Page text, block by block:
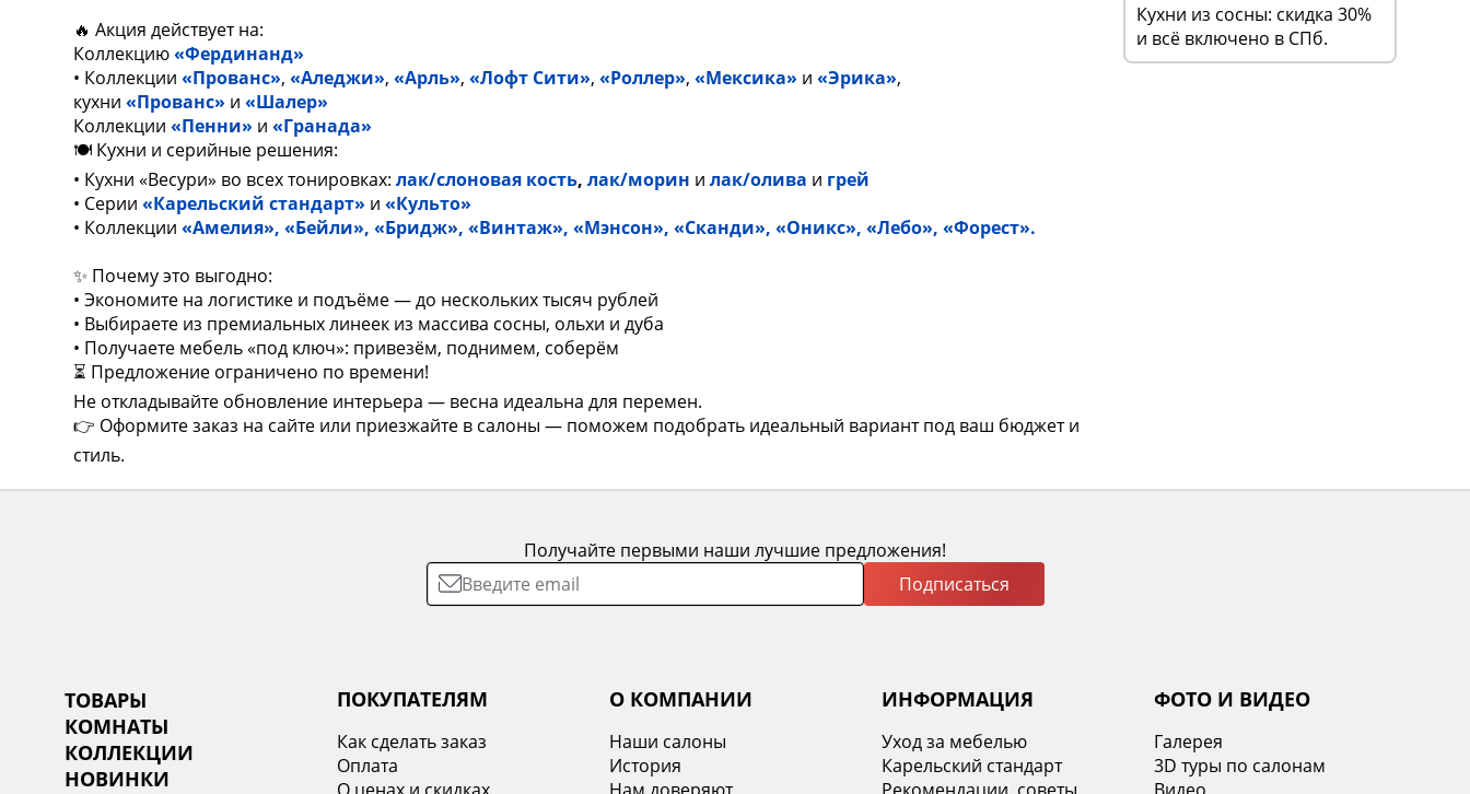
🔥 Акция действует на:
Коллекцию«Фердинанд»
• Коллекции«Прованс», «Аледжи»,«Арль»,«Лофт Сити», «Роллер»,«Мексика» и «Эрика»,
кухни«Прованс» и«Шалер»
Коллекции«Пенни» и «Гранада»
🍽 Кухни и серийные решения:
• Кухни «Весури» во всех тонировках:лак/слоновая кость,лак/морин илак/олива и грей
• Серии«Карельский стандарт» и«Культо»
• Коллекции «Амелия»,«Бейли», «Бридж»,«Винтаж»,«Мэнсон»,«Сканди», «Оникс», «Лебо»,«Форест».
✨ Почему это выгодно:
• Экономите на логистике и подъёме — до нескольких тысяч рублей
• Выбираете из премиальных линеек из массива сосны, ольхи и дуба
• Получаете мебель «под ключ»: привезём, поднимем, соберём
⏳ Предложение ограничено по времени!
Не откладывайте обновление интерьера — весна идеальна для перемен.
👉 Оформите заказ на сайте или приезжайте в салоны — поможем подобрать идеальный вариант под ваш бюджет и
стиль.
Кухни из сосны: скидка 30%
и всё включено в СПб.
Получайте первыми наши лучшие предложения!
Подписаться
ТОВАРЫ
КОМНАТЫ
КОЛЛЕКЦИИ
НОВИНКИ
ПОКУПАТЕЛЯМ
Как сделать заказ
Оплата
О КОМПАНИИ
Наши салоны
История
ИНФОРМАЦИЯ
Уход за мебелью
Карельский стандарт
ФОТО И ВИДЕО
Галерея
3D туры по салонам